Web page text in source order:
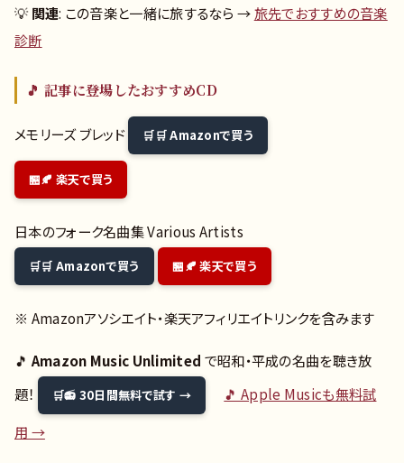
💡 関連: この音楽と一緒に旅するなら →旅先でおすすめの音楽
診断
🎵 記事に登場したおすすめCD
メモリーズ ブレッド 🛒 Amazonで買う
🍂 楽天で買う
日本のフォーク名曲集 Various Artists
🛒 Amazonで買う 🍂 楽天で買う
※ Amazonアソシエイト・楽天アフィリエイトリンクを含みます
🎵 Amazon Music Unlimited で昭和・平成の名曲を聴き放
題！
📻 30日間無料で試す →
🎵 Apple Musicも無料試
用 →